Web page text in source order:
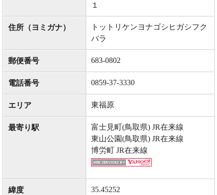
１
住所（ヨミガナ）
トットリケンヨナゴシヒガシフク
バラ
郵便番号 683-0802
電話番号 0859-37-3330
エリア 東福原
最寄り駅
富士見町(鳥取県) JR在来線
東山公園(鳥取県) JR在来線
博労町 JR在来線
緯度 35.45252